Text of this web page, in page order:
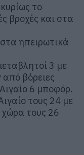
το
βροχές και στα
ηπειρωτικά
3 με
βόρειες
6 μποφόρ.
τους 24 με
τους 26